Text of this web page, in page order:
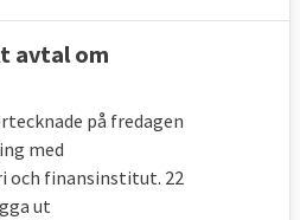
avtal om
på fredagen
med
och finansinstitut. 22
ut